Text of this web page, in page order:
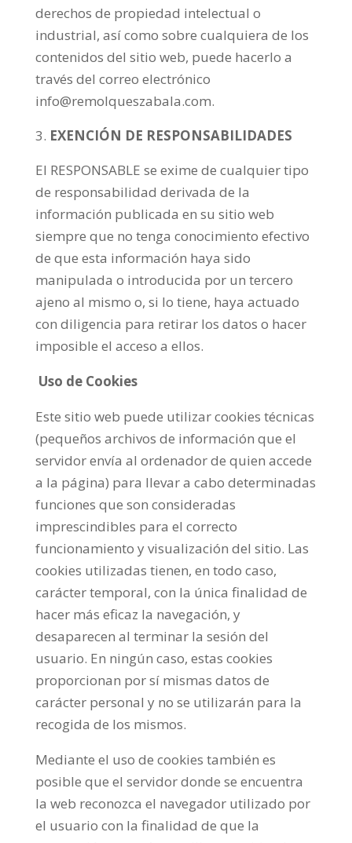
derechos de propiedad intelectual o
industrial, así como sobre cualquiera de los
contenidos del sitio web, puede hacerlo a
través del correo electrónico
info@remolqueszabala.com.
EXENCIÓN DE RESPONSABILIDADES
El RESPONSABLE se exime de cualquier tipo
de responsabilidad derivada de la
información publicada en su sitio web
siempre que no tenga conocimiento efectivo
de que esta información haya sido
manipulada o introducida por un tercero
ajeno al mismo o, si lo tiene, haya actuado
con diligencia para retirar los datos o hacer
imposible el acceso a ellos.
Uso de Cookies
Este sitio web puede utilizar cookies técnicas
(pequeños archivos de información que el
servidor envía al ordenador de quien accede
a la página) para llevar a cabo determinadas
funciones que son consideradas
imprescindibles para el correcto
funcionamiento y visualización del sitio. Las
cookies utilizadas tienen, en todo caso,
carácter temporal, con la única finalidad de
hacer más eficaz la navegación, y
desaparecen al terminar la sesión del
usuario. En ningún caso, estas cookies
proporcionan por sí mismas datos de
carácter personal y no se utilizarán para la
recogida de los mismos.
Mediante el uso de cookies también es
posible que el servidor donde se encuentra
la web reconozca el navegador utilizado por
el usuario con la finalidad de que la